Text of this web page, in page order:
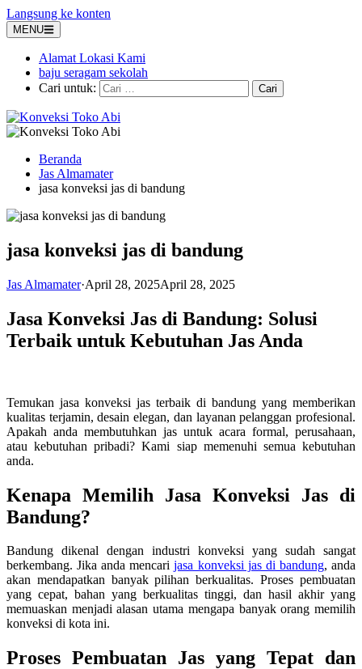
Langsung ke konten
MENU
Alamat Lokasi Kami
baju seragam sekolah
Cari untuk:
Beranda
Jas Almamater
jasa konveksi jas di bandung
jasa konveksi jas di bandung
Jas Almamater·April 28, 2025April 28, 2025
Jasa Konveksi Jas di Bandung: Solusi
Terbaik untuk Kebutuhan Jas Anda
Temukan jasa konveksi jas terbaik di bandung yang memberikan
kualitas terjamin, desain elegan, dan layanan pelanggan profesional.
Apakah anda membutuhkan jas untuk acara formal, perusahaan,
atau kebutuhan pribadi? Kami siap memenuhi semua kebutuhan
anda.
Kenapa Memilih Jasa Konveksi Jas di
Bandung?
Bandung dikenal dengan industri konveksi yang sudah sangat
berkembang. Jika anda mencarijasa konveksi jas di bandung, anda
akan mendapatkan banyak pilihan berkualitas. Proses pembuatan
yang cepat, bahan yang berkualitas tinggi, dan hasil akhir yang
memuaskan menjadi alasan utama mengapa banyak orang memilih
konveksi di kota ini.
Proses Pembuatan Jas yang Tepat dan